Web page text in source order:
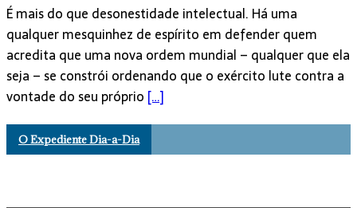
É mais do que desonestidade intelectual. Há uma
qualquer mesquinhez de espírito em defender quem
acredita que uma nova ordem mundial – qualquer que ela
seja – se constrói ordenando que o exército lute contra a
vontade do seu próprio […]
O Expediente Dia-a-Dia